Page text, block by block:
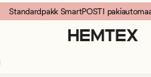
Standardpakk SmartPOSTI